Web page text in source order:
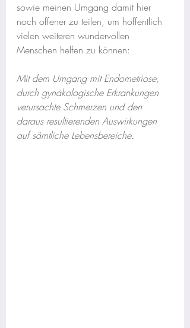
sowie meinen Umgang damit hier
noch offener zu teilen, um hoffentlich
vielen weiteren wundervollen
Menschen helfen zu können:
Mit dem Umgang mit Endometriose,
durch gynäkologische Erkrankungen
verursachte Schmerzen und den
daraus resultierenden Auswirkungen
auf sämtliche Lebensbereiche.